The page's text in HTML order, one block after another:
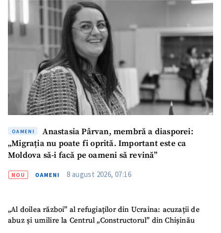
OAMENI
Anastasia Pârvan, membră a diasporei:
„Migrația nu poate fi oprită. Important este ca
Moldova să-i facă pe oameni să revină”
NOU OAMENI 8 august 2026, 07:16
„Al doilea război” al refugiaților din Ucraina: acuzații de
abuz și umilire la Centrul „Constructorul” din Chișinău
Titlu știre
+ Adaugă titlu
Fotografie
+ Încarcă imagine
Link media+ Link media
CONTACT SURSĂ
Sursă anonimă
Email+ Emailul meu